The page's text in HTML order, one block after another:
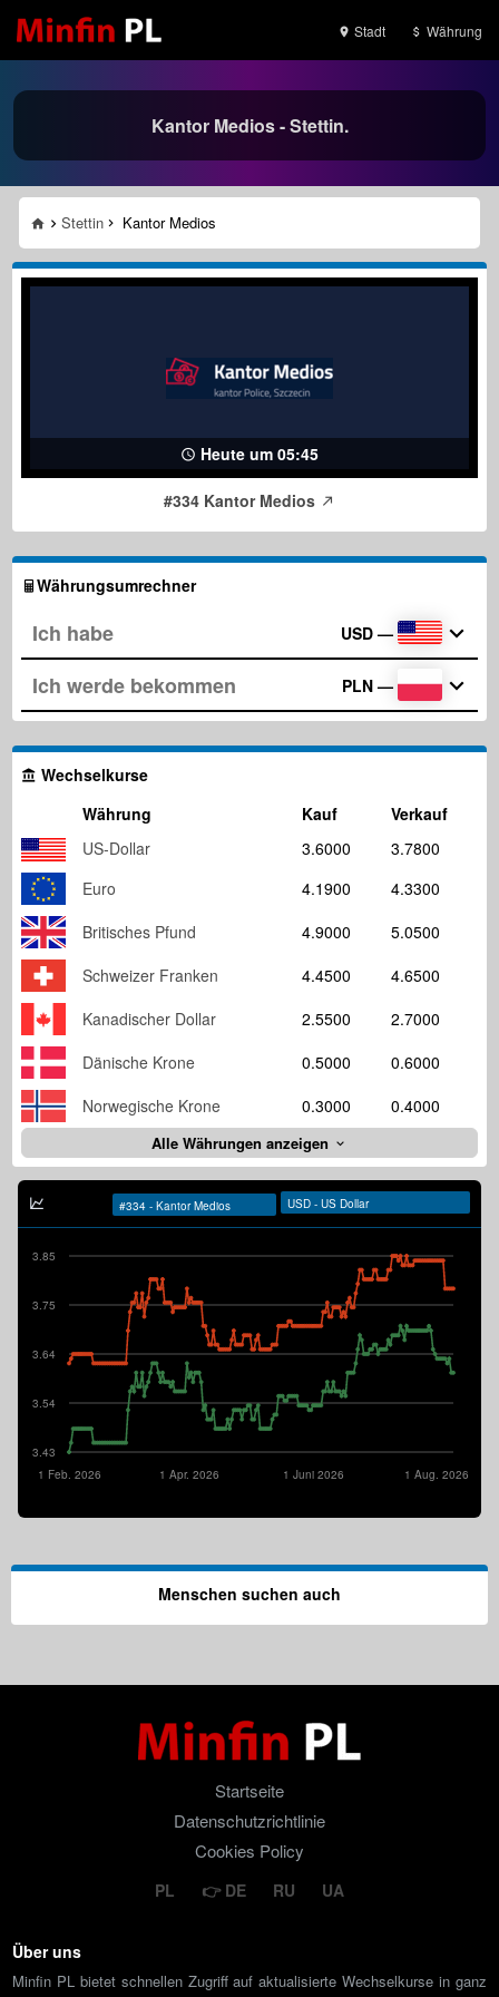
Stadt Währung
Kantor Medios - Stettin.
Stettin Kantor Medios
Heute um 05:45
#334 Kantor Medios
Währungsumrechner
USD —
PLN —
Wechselkurse
Währung
Kauf
Verkauf
US-Dollar
3.6000
3.7800
Euro
4.1900
4.3300
Britisches Pfund
4.9000
5.0500
Schweizer Franken
4.4500
4.6500
Kanadischer Dollar
2.5500
2.7000
Dänische Krone
0.5000
0.6000
Norwegische Krone
0.3000 0.4000
Alle Währungen anzeigen
3.43
3.54
3.64
3.75
3.85
1 Aug. 2026
1 Juni 2026
1 Apr. 2026
1 Feb. 2026
Menschen suchen auch
Startseite
Datenschutzrichtlinie
Cookies Policy
PL DE RU UA
Über uns
Minfin PL bietet schnellen Zugriff auf aktualisierte Wechselkurse in ganz